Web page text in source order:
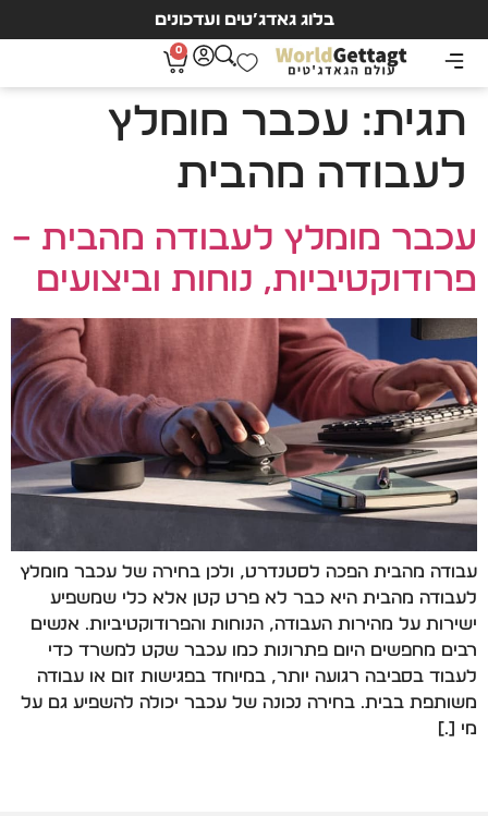
בלוג גאדג’טים ועדכונים
0
תגית: עכבר מומלץ
לעבודה מהבית
עכבר מומלץ לעבודה מהבית –
פרודוקטיביות, נוחות וביצועים
עבודה מהבית הפכה לסטנדרט, ולכן בחירה של עכבר מומלץ
לעבודה מהבית היא כבר לא פרט קטן אלא כלי שמשפיע
ישירות על מהירות העבודה, הנוחות והפרודוקטיביות. אנשים
רבים מחפשים היום פתרונות כמו עכבר שקט למשרד כדי
לעבוד בסביבה רגועה יותר, במיוחד בפגישות זום או עבודה
משותפת בבית. בחירה נכונה של עכבר יכולה להשפיע גם על
מי […]